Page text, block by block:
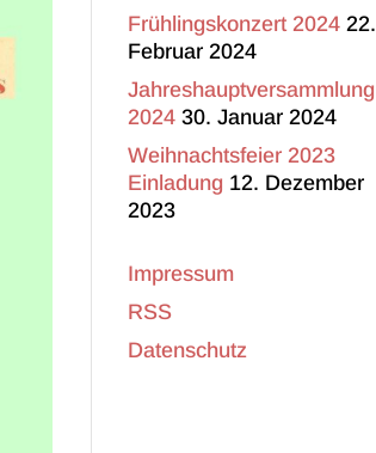
Frühlingskonzert 2024 22.
Februar 2024
Jahreshauptversammlung
2024 30. Januar 2024
Weihnachtsfeier 2023
Einladung 12. Dezember
2023
Impressum
RSS
Datenschutz